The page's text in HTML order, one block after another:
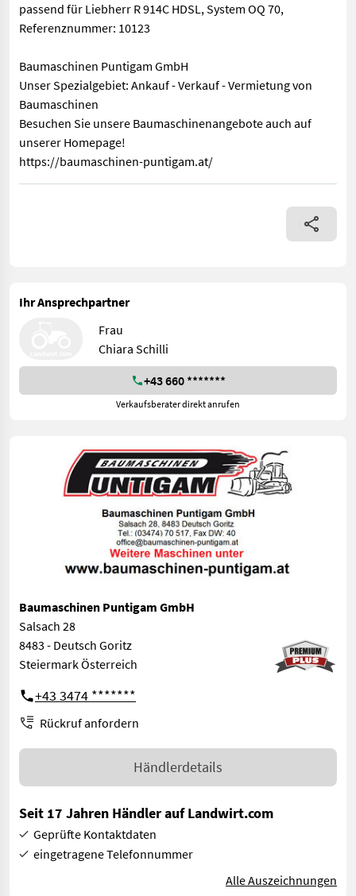
passend für Liebherr R 914C HDSL, System OQ 70,
Referenznummer: 10123
Baumaschinen Puntigam GmbH
Unser Spezialgebiet: Ankauf - Verkauf - Vermietung von
Baumaschinen
Besuchen Sie unsere Baumaschinenangebote auch auf
unserer Homepage!
https://baumaschinen-puntigam.at/
passend für Liebherr R 914C HDSL, System OQ 70,
Ihr Ansprechpartner
Frau
Chiara Schilli
+43 660 *******
Verkaufsberater direkt anrufen
Baumaschinen Puntigam GmbH
Salsach 28
8483 - Deutsch Goritz
Steiermark Österreich
+43 3474 *******
Rückruf anfordern
Händlerdetails
Seit 17 Jahren Händler auf Landwirt.com
Geprüfte Kontaktdaten
eingetragene Telefonnummer
Alle Auszeichnungen